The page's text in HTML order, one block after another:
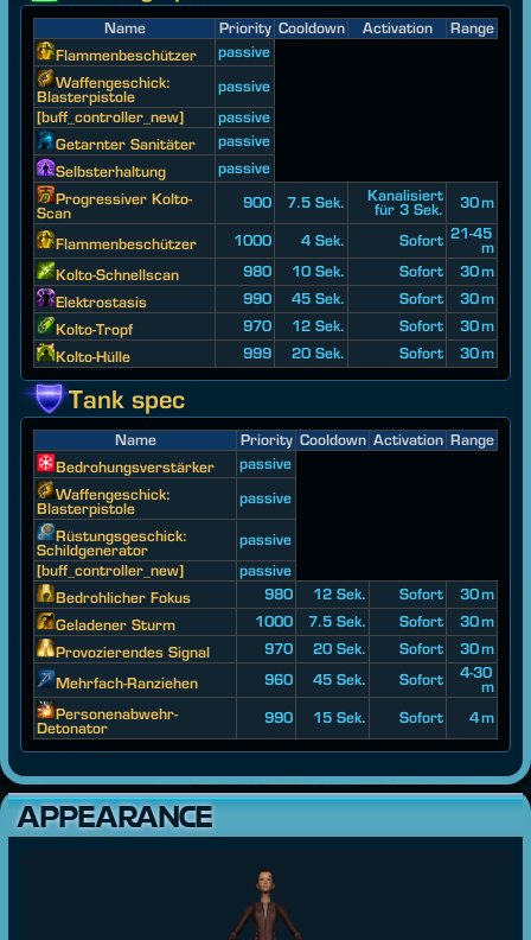
Name Priority Cooldown Activation
Range
Flammenbeschützer
passive
Waffengeschick:
Blasterpistole
passive
[buff_controller_new]
passive
Getarnter Sanitäter
passive
Selbsterhaltung
passive
Progressiver Kolto-
Scan
900 7.5 Sek.
Kanalisiert
für 3 Sek.
30 m
Flammenbeschützer 1000 4 Sek. Sofort 21-45
m
Kolto-Schnellscan
980 10 Sek. Sofort
30 m
Elektrostasis
990 45 Sek. Sofort
30 m
Kolto-Tropf
970 12 Sek. Sofort
30 m
Kolto-Hülle
999 20 Sek. Sofort 30 m
Tank spec
Name Priority Cooldown Activation Range
Bedrohungsverstärker
passive
Waffengeschick:
Blasterpistole
passive
Rüstungsgeschick:
Schildgenerator
passive
[buff_controller_new]
passive
Bedrohlicher Fokus
980 12 Sek. Sofort
30 m
Geladener Sturm
1000 7.5 Sek. Sofort
30 m
Provozierendes Signal
970 20 Sek. Sofort
30 m
Mehrfach-Ranziehen
960 45 Sek. Sofort
4-30
m
Personenabwehr-
Detonator
990 15 Sek. Sofort 4 m
APPEARANCE